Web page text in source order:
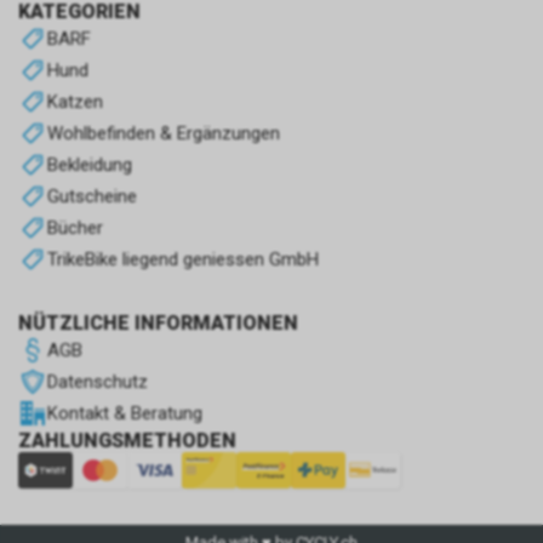
KATEGORIEN
BARF
Hund
Katzen
Wohlbefinden & Ergänzungen
Bekleidung
Gutscheine
Bücher
TrikeBike liegend geniessen GmbH
NÜTZLICHE INFORMATIONEN
AGB
Datenschutz
Kontakt & Beratung
ZAHLUNGSMETHODEN